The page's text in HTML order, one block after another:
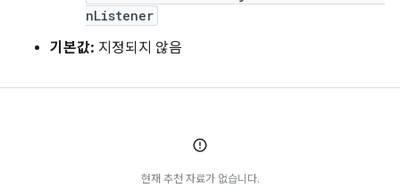
nListener
기본값: 지정되지 않음
현재 추천 자료가 없습니다.